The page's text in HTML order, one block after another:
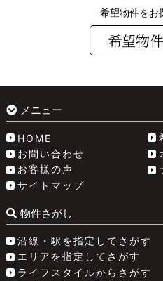
希望物件をお
希望物
メニュー
HOME
お問い合わせ
お客様の声
サイトマップ
物件さがし
沿線・駅を指定してさがす
エリアを指定してさがす
ライフスタイルからさがす